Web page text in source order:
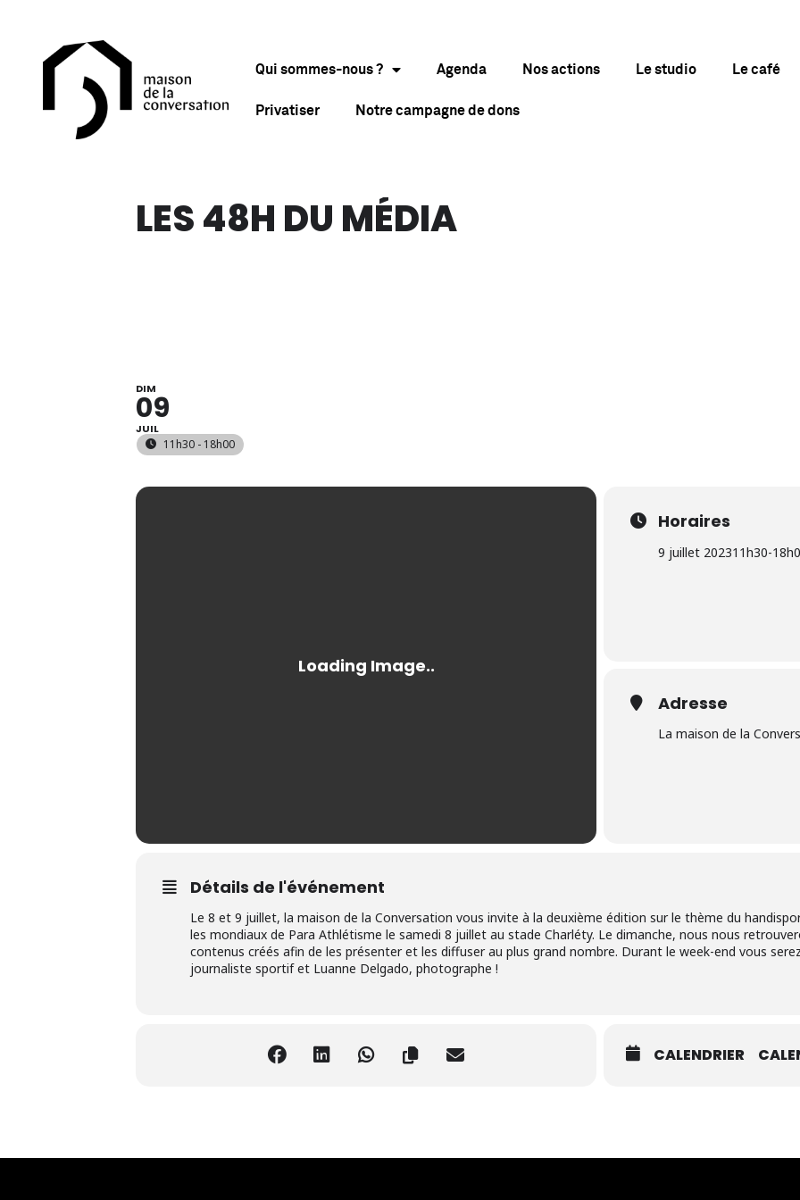
Qui sommes-nous ? Agenda Nos actions Le studio Le café
Privatiser Notre campagne de dons
LES 48H DU MÉDIA
DIM
09
JUIL
11h30 - 18h00
Horaires
9 juillet 202311h30-
Adresse
La maison de la
Détails de l'événement
Le 8 et 9 juillet, la maison de la Conversation vous invite à la deuxième édition sur le thème du
les mondiaux de Para Athlétisme le samedi 8 juillet au stade Charléty. Le dimanche, nous nous
contenus créés afin de les présenter et les diffuser au plus grand nombre. Durant le week-end vous
journaliste sportif et Luanne Delgado, photographe !
CALENDRIER